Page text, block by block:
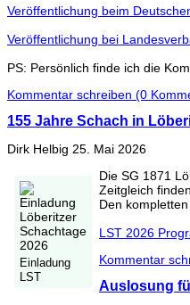
Veröffentlichung beim
Veröffentlichung bei
PS: Persönlich finde ich die
Kommentar schreiben (0
155 Jahre Schach in
Dirk Helbig 25. Mai 2026
Einladung
LST
Die SG 1871
Zeitgleich
Den
LST 2026
Kommentar
Auslosung